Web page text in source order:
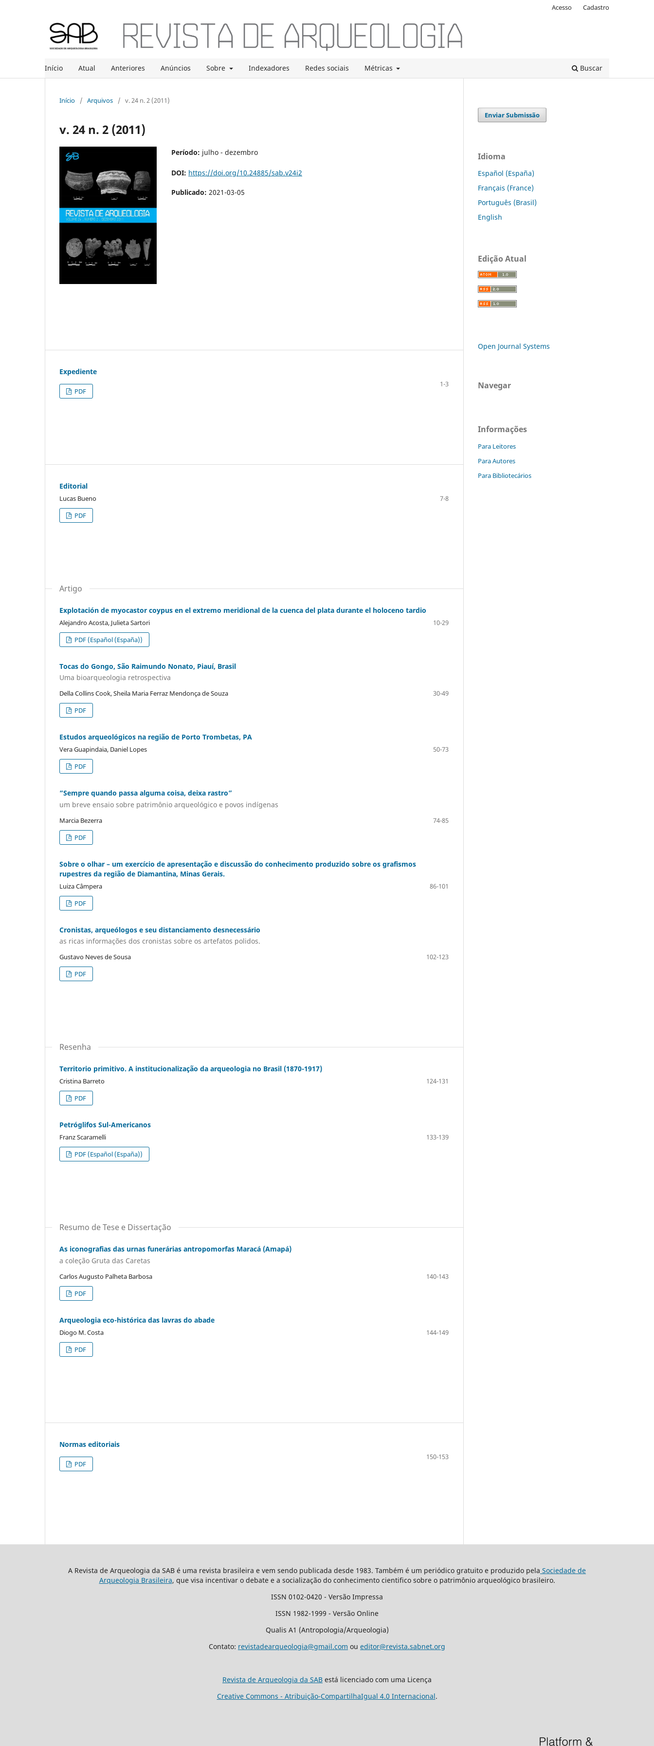
Início Atual Anteriores Anúncios Sobre Indexadores Redes sociais Métricas Buscar
Acesso Cadastro
Início / Arquivos / v. 24 n. 2 (2011)
v. 24 n. 2 (2011)
Período: julho - dezembro
DOI: https://doi.org/10.24885/sab.v24i2
Publicado: 2021-03-05
Expediente
1-3
PDF
Editorial
Lucas Bueno
7-8
PDF
Artigo
Explotación de myocastor coypus en el extremo meridional de la cuenca del plata durante el holoceno tardio
Alejandro Acosta, Julieta Sartori
10-29
PDF (Español (España))
Tocas do Gongo, São Raimundo Nonato, Piauí, Brasil
Uma bioarqueologia retrospectiva
Della Collins Cook, Sheila Maria Ferraz Mendonça de Souza
30-49
PDF
Estudos arqueológicos na região de Porto Trombetas, PA
Vera Guapindaia, Daniel Lopes
50-73
PDF
“Sempre quando passa alguma coisa, deixa rastro”
um breve ensaio sobre patrimônio arqueológico e povos indígenas
Marcia Bezerra
74-85
PDF
Sobre o olhar – um exercício de apresentação e discussão do conhecimento produzido sobre os grafismos
rupestres da região de Diamantina, Minas Gerais.
Luiza Câmpera
86-101
PDF
Cronistas, arqueólogos e seu distanciamento desnecessário
as ricas informações dos cronistas sobre os artefatos polidos.
Gustavo Neves de Sousa
102-123
PDF
Resenha
Territorio primitivo. A institucionalização da arqueologia no Brasil (1870-1917)
Cristina Barreto
124-131
PDF
Petróglifos Sul-Americanos
Franz Scaramelli
133-139
PDF (Español (España))
Resumo de Tese e Dissertação
As iconografias das urnas funerárias antropomorfas Maracá (Amapá)
a coleção Gruta das Caretas
Carlos Augusto Palheta Barbosa
140-143
PDF
Arqueologia eco-histórica das lavras do abade
Diogo M. Costa
144-149
PDF
Normas editoriais
150-153
PDF
Enviar Submissão
Idioma
Español (España)
Français (France)
Português (Brasil)
English
Edição Atual
Open Journal Systems
Navegar
Informações
Para Leitores
Para Autores
Para Bibliotecários
A Revista de Arqueologia da SAB é uma revista brasileira e vem sendo publicada desde 1983. Também é um periódico gratuito e produzido pela Sociedade de
Arqueologia Brasileira, que visa incentivar o debate e a socialização do conhecimento cientifico sobre o patrimônio arqueológico brasileiro.
ISSN 0102-0420 - Versão Impressa
ISSN 1982-1999 - Versão Online
Qualis A1 (Antropologia/Arqueologia)
Contato: revistadearqueologia@gmail.com ou editor@revista.sabnet.org
Revista de Arqueologia da SAB está licenciado com uma Licença
Creative Commons - Atribuição-CompartilhaIgual 4.0 Internacional.